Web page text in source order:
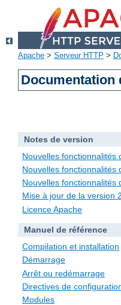
Apache > Serveur HTTP >
Documentation
Notes de version
Nouvelles fonctionnalités
Nouvelles fonctionnalités
Nouvelles fonctionnalités
Mise à jour de la version
Licence Apache
Manuel de référence
Compilation et installation
Démarrage
Arrêt ou redémarrage
Directives de
Modules